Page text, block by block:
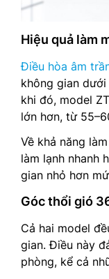
Hiệu quả làm
Điều hòa âm
không gian
khi đó, model
lớn hơn, từ
Về khả năng
làm lạnh nhanh
gian nhỏ hơn
Góc thổi gió
Cả hai model
gian. Điều này
phòng, kể cả